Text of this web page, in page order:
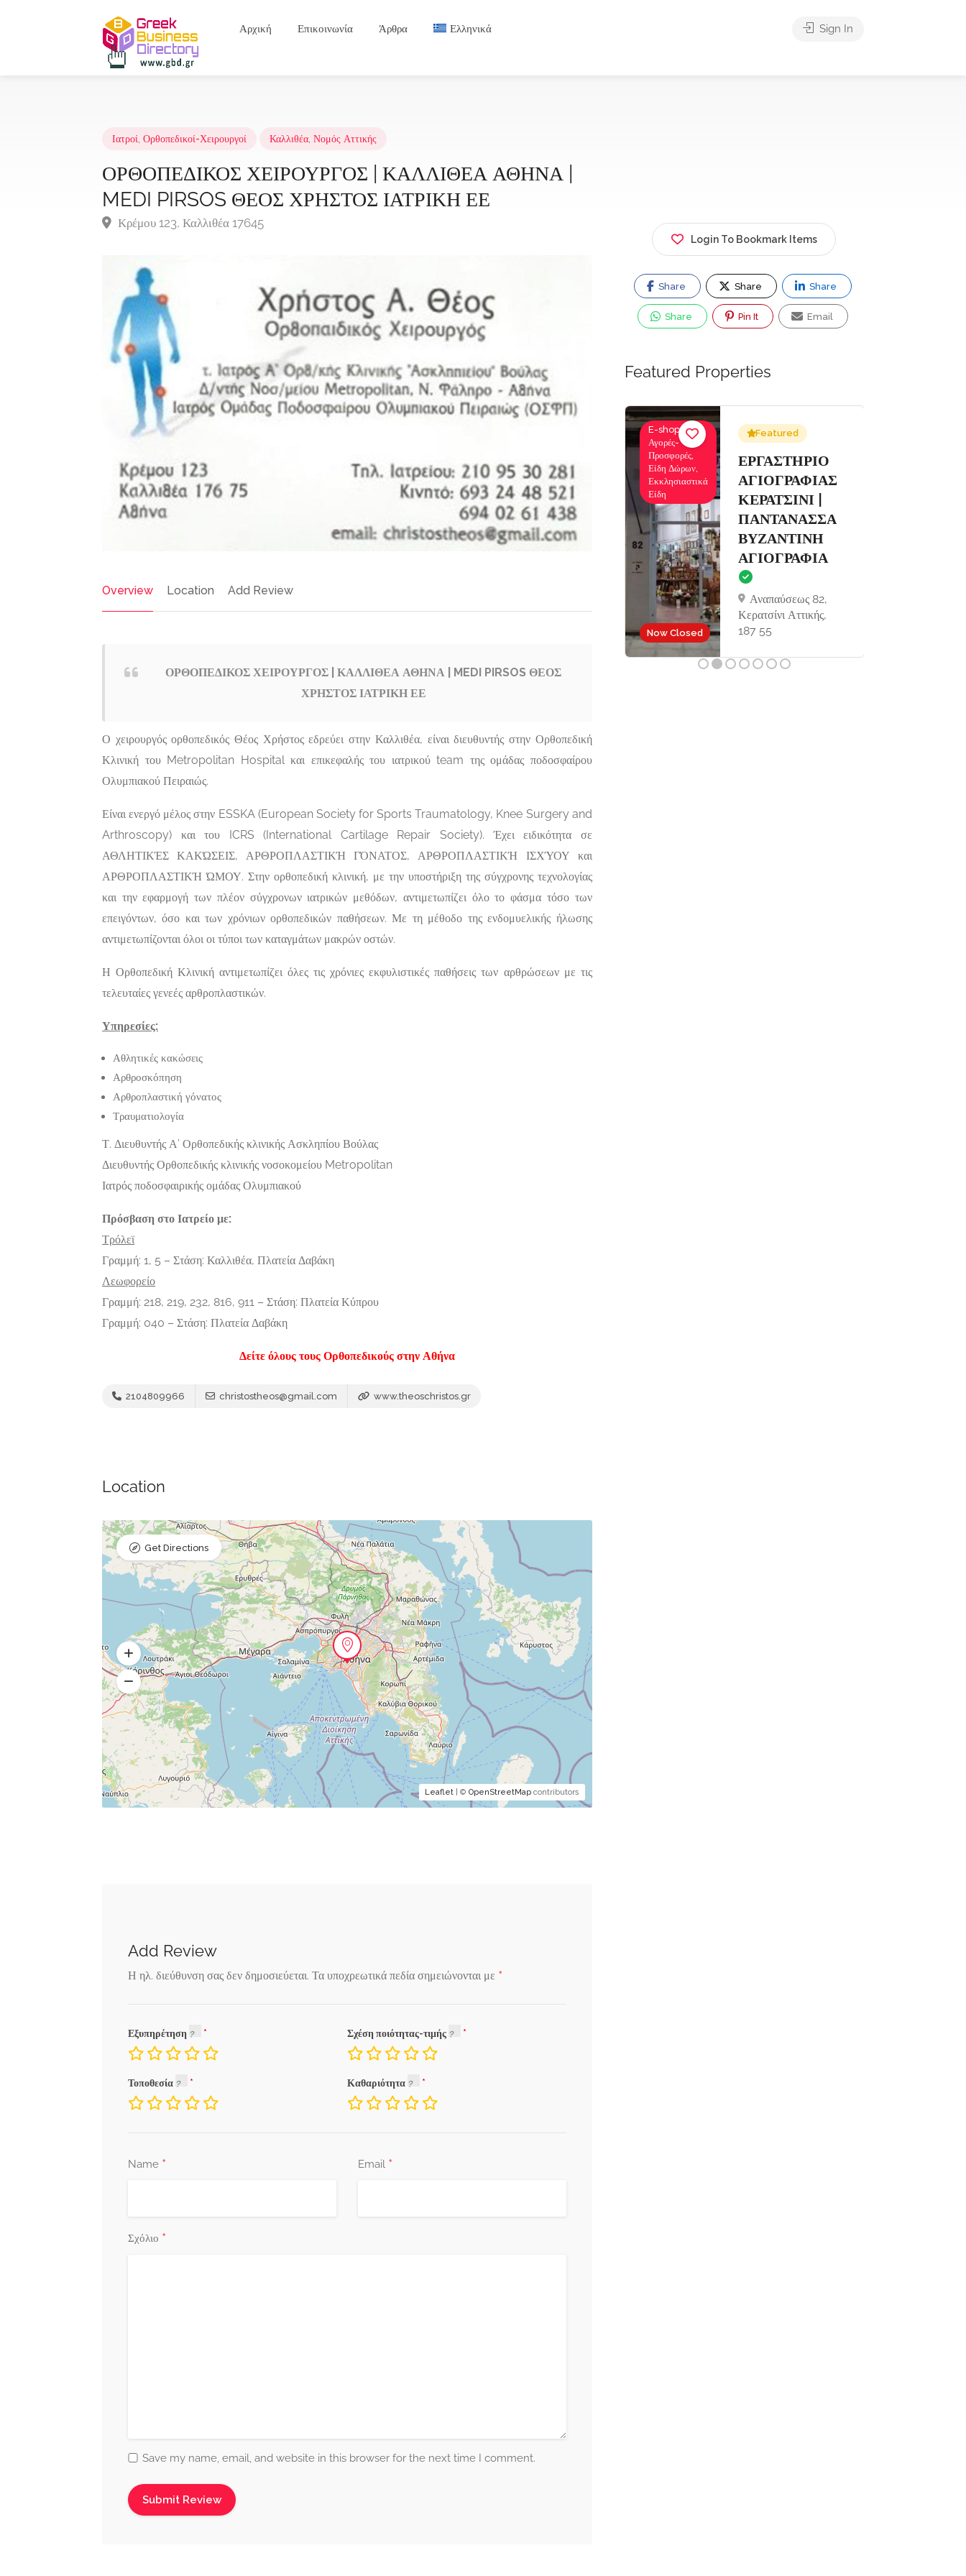
Αρχική Επικοινωνία Άρθρα Ελληνικά Sign In
Ιατροί Ορθοπεδικοί-Χειρουργοί Καλλιθέα Νομός Αττικής
ΟΡΘΟΠΕΔΙΚΟΣ ΧΕΙΡΟΥΡΓΟΣ | ΚΑΛΛΙΘΕΑ ΑΘΗΝΑ |
MEDI PIRSOS ΘΕΟΣ ΧΡΗΣΤΟΣ ΙΑΤΡΙΚΗ ΕΕ
Κρέμου 123, Καλλιθέα 17645
Overview Location Add Review
ΟΡΘΟΠΕΔΙΚΟΣ ΧΕΙΡΟΥΡΓΟΣ | ΚΑΛΛΙΘΕΑ ΑΘΗΝΑ | MEDI PIRSOS ΘΕΟΣ
ΧΡΗΣΤΟΣ ΙΑΤΡΙΚΗ ΕΕ
Ο χειρουργός ορθοπεδικός Θέος Χρήστος εδρεύει στην Καλλιθέα, είναι διευθυντής στην Ορθοπεδική
Κλινική του Metropolitan Hospital και επικεφαλής του ιατρικού team της ομάδας ποδοσφαίρου
Ολυμπιακού Πειραιώς.
Είναι ενεργό μέλος στην ESSKA (European Society for Sports Traumatology, Knee Surgery and
Arthroscopy) και του ICRS (International Cartilage Repair Society). Έχει ειδικότητα σε
ΑΘΛΗΤΙΚΈΣ ΚΑΚΏΣΕΙΣ, ΑΡΘΡΟΠΛΑΣΤΙΚΉ ΓΌΝΑΤΟΣ, ΑΡΘΡΟΠΛΑΣΤΙΚΉ ΙΣΧΎΟΥ και
ΑΡΘΡΟΠΛΑΣΤΙΚΉ ΏΜΟΥ. Στην ορθοπεδική κλινική, με την υποστήριξη της σύγχρονης τεχνολογίας
και την εφαρμογή των πλέον σύγχρονων ιατρικών μεθόδων, αντιμετωπίζει όλο το φάσμα τόσο των
επειγόντων, όσο και των χρόνιων ορθοπεδικών παθήσεων. Με τη μέθοδο της ενδομυελικής ήλωσης
αντιμετωπίζονται όλοι οι τύποι των καταγμάτων μακρών οστών.
Η Ορθοπεδική Κλινική αντιμετωπίζει όλες τις χρόνιες εκφυλιστικές παθήσεις των αρθρώσεων με τις
τελευταίες γενεές αρθροπλαστικών.
Υπηρεσίες:
Αθλητικές κακώσεις
Αρθροσκόπηση
Αρθροπλαστική γόνατος
Τραυματιολογία
Τ. Διευθυντής Α’ Ορθοπεδικής κλινικής Ασκληπίου Βούλας
Διευθυντής Ορθοπεδικής κλινικής νοσοκομείου Metropolitan
Ιατρός ποδοσφαιρικής ομάδας Ολυμπιακού
Πρόσβαση στο Ιατρείο με:
Τρόλεϊ
Γραμμή: 1, 5 – Στάση: Καλλιθέα, Πλατεία Δαβάκη
Λεωφορείο
Γραμμή: 218, 219, 232, 816, 911 – Στάση: Πλατεία Κύπρου
Γραμμή: 040 – Στάση: Πλατεία Δαβάκη
Δείτε όλους τους Ορθοπεδικούς στην Αθήνα
2104809966 christostheos@gmail.com www.theoschristos.gr
Location
Leaflet| © OpenStreetMapcontributors
Get Directions
Add Review
Η ηλ. διεύθυνση σας δεν δημοσιεύεται. Τα υποχρεωτικά πεδία σημειώνονται με *
Εξυπηρέτηση Σχέση ποιότητας-τιμής
Τοποθεσία Καθαριότητα
Name * Email *
Σχόλιο *
Save my name, email, and website in this browser for the next time I comment.
Login To Bookmark Items
Share Share Share
Share Pin It Email
Featured Properties
Γραφεία
υπηρεσίες
ΔΙΕΚΠΕΡΑΙΩΣΕΩΝ
ΒΑΣΙΛΕΙΟΣ
Now Open
Επισκευές
ΣΙΔΗΡΟΚΑΤΑΣΚΕΥΕΣ
ΠΑΞΟΙ | ΖΙΑΚΚΑΣ
ΓΕΩΡΓΙΟΣ
Γάιος 490 82 Παξοί
Now Closed
E-shops,
Αγορές-
Προσφορές,
Είδη Δώρων,
Εκκλησιαστικά
Είδη
Featured
ΕΡΓΑΣΤΗΡΙΟ
ΑΓΙΟΓΡΑΦΙΑΣ
ΚΕΡΑΤΣΙΝΙ |
ΠΑΝΤΑΝΑΣΣΑ
ΒΥΖΑΝΤΙΝΗ
ΑΓΙΟΓΡΑΦΙΑ
Αναπαύσεως 82,
Κερατσίνι Αττικής,
187 55